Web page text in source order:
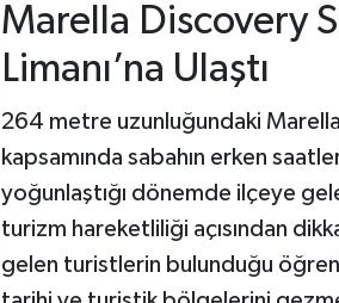
Marella Discovery
Limanı’na Ulaştı
264 metre uzunluğundaki
kapsamında sabahın erken
yoğunlaştığı dönemde ilçeye
turizm hareketliliği açısından
gelen turistlerin bulunduğu